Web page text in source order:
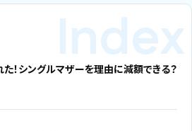
！シングルマザーを理由に減額できる？